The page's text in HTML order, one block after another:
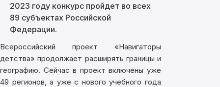
2023 году конкурс пройдет во всех
89 субъектах Российской
Федерации.
Всероссийский проект «Навигаторы
детства» продолжает расширять границы и
географию. Сейчас в проект включены уже
49 регионов, а уже с нового учебного года